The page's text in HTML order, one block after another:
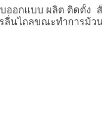
ออกแบบ ผลิต ติดตั้ง
นไถลขณะทําการม้ว